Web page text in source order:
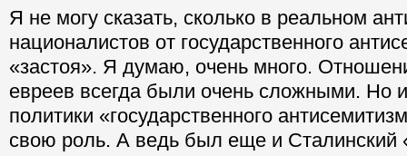
Я не могу сказать, сколько в реальном
националистов от государственного
«застоя». Я думаю, очень много.
евреев всегда были очень сложными. Но
политики «государственного
свою роль. А ведь был еще и Сталинский